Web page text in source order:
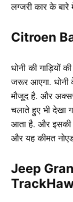
लग्जरी कार के बारे
Citroen
धोनी की गाड़ियों
जरूर आएगा.
मौजूद है. और
चलाते हुए भी देखा
आता है. और इसकी
और यह कीमत
Jeep